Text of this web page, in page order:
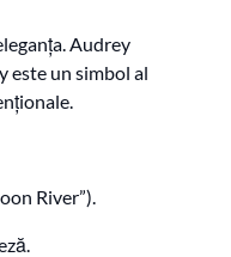
Audrey
este un simbol al
River”).